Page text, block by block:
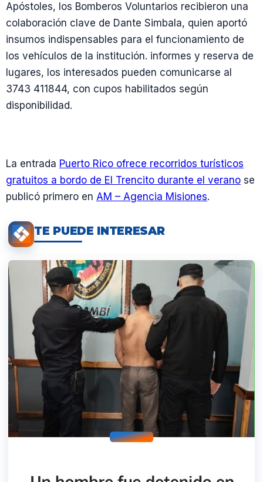
Apóstoles, los Bomberos Voluntarios recibieron una
colaboración clave de Dante Simbala, quien aportó
insumos indispensables para el funcionamiento de
los vehículos de la institución. informes y reserva de
lugares, los interesados pueden comunicarse al
3743 411844, con cupos habilitados según
disponibilidad.
La entrada Puerto Rico ofrece recorridos turísticos
gratuitos a bordo de El Trencito durante el verano se
publicó primero en AM – Agencia Misiones.
TE PUEDE INTERESAR